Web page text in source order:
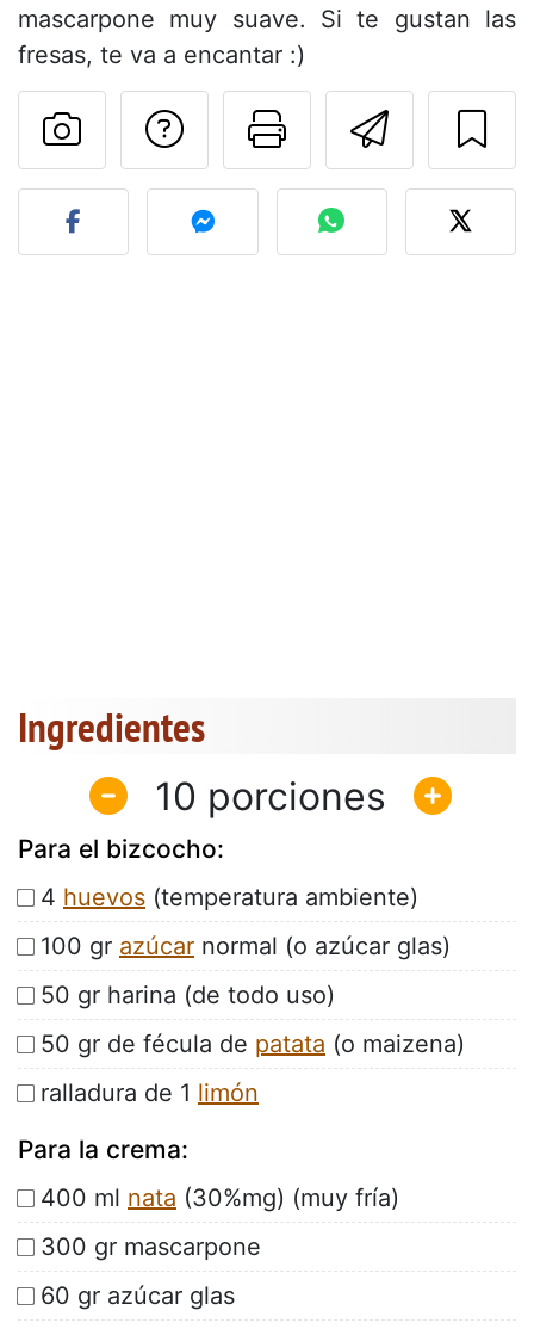
mascarpone muy suave. Si te gustan las
fresas, te va a encantar :)
Imprimir
Preguntar al autor
Publicar la foto de esta
Ingredientes
10
Para el bizcocho:
4 huevos (temperatura ambiente)
100 gr azúcar normal (o azúcar glas)
50 gr harina (de todo uso)
50 gr de fécula de patata (o maizena)
ralladura de 1 limón
Para la crema:
400 ml nata (30%mg) (muy fría)
300 gr mascarpone
60 gr azúcar glas